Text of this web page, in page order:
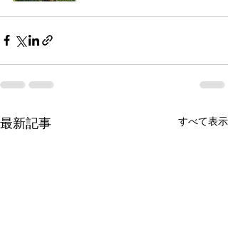
最新記事 すべて表示